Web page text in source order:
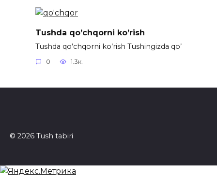
Tushda qo’chqorni ko’rish
Tushda qo’chqorni ko’rish Tushingizda qo’
0 1.3к.
© 2026 Tush tabiri